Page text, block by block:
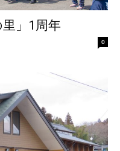
」1周年
0